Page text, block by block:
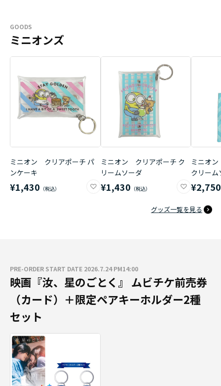
GOODS
ミニオンズ
ミニオン クリアポーチ パ
ンケーキ
¥1,430
ミニオン クリアポーチ ク
リームソーダ
¥1,430
ミニオ
クリーム
¥2,750
グッズ一覧を見る
PRE-ORDER START DATE 2026.7.24 PM14:00
映画『汝、星のごとく』 ムビチケ前売券
（カード）＋限定ペアキーホルダー2種
セット